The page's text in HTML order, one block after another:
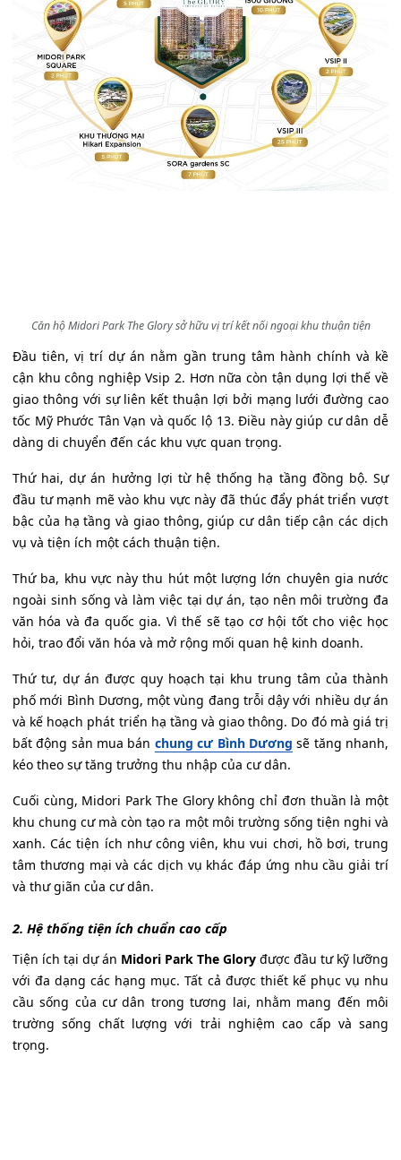
Căn hộ Midori Park The Glory sở hữu vị trí kết nối ngoại khu thuận tiện
Đầu tiên, vị trí dự án nằm gần trung tâm hành chính và kề
cận khu công nghiệp Vsip 2. Hơn nữa còn tận dụng lợi thế về
giao thông với sự liên kết thuận lợi bởi mạng lưới đường cao
tốc Mỹ Phước Tân Vạn và quốc lộ 13. Điều này giúp cư dân dễ
dàng di chuyển đến các khu vực quan trọng.
Thứ hai, dự án hưởng lợi từ hệ thống hạ tầng đồng bộ. Sự
đầu tư mạnh mẽ vào khu vực này đã thúc đẩy phát triển vượt
bậc của hạ tầng và giao thông, giúp cư dân tiếp cận các dịch
vụ và tiện ích một cách thuận tiện.
Thứ ba, khu vực này thu hút một lượng lớn chuyên gia nước
ngoài sinh sống và làm việc tại dự án, tạo nên môi trường đa
văn hóa và đa quốc gia. Vì thế sẽ tạo cơ hội tốt cho việc học
hỏi, trao đổi văn hóa và mở rộng mối quan hệ kinh doanh.
Thứ tư, dự án được quy hoạch tại khu trung tâm của thành
phố mới Bình Dương, một vùng đang trỗi dậy với nhiều dự án
và kế hoạch phát triển hạ tầng và giao thông. Do đó mà giá trị
bất động sản mua bán chung cư Bình Dương sẽ tăng nhanh,
kéo theo sự tăng trưởng thu nhập của cư dân.
Cuối cùng, Midori Park The Glory không chỉ đơn thuần là một
khu chung cư mà còn tạo ra một môi trường sống tiện nghi và
xanh. Các tiện ích như công viên, khu vui chơi, hồ bơi, trung
tâm thương mại và các dịch vụ khác đáp ứng nhu cầu giải trí
và thư giãn của cư dân.
2. Hệ thống tiện ích chuẩn cao cấp
Tiện ích tại dự án Midori Park The Glory được đầu tư kỹ lưỡng
với đa dạng các hạng mục. Tất cả được thiết kế phục vụ nhu
cầu sống của cư dân trong tương lai, nhằm mang đến môi
trường sống chất lượng với trải nghiệm cao cấp và sang
trọng.